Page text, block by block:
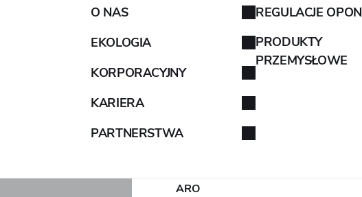
O NAS
EKOLOGIA
KORPORACYJNY
KARIERA
PARTNERSTWA
REGULACJE OPON
PRODUKTY
PRZEMYSŁOWE
ALFA ROMEO
ARO